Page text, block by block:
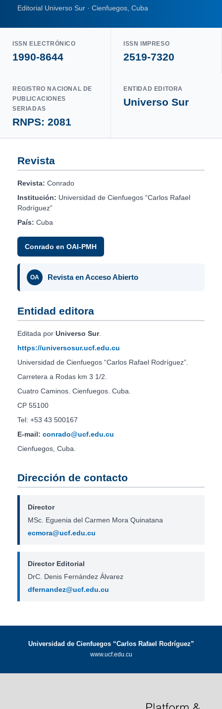
Editorial Universo Sur · Cienfuegos, Cuba
ISSN ELECTRÓNICO
1990-8644
ISSN IMPRESO
2519-7320
REGISTRO NACIONAL DE
PUBLICACIONES
SERIADAS
RNPS: 2081
ENTIDAD EDITORA
Universo Sur
Revista
Revista: Conrado
Institución: Universidad de Cienfuegos “Carlos Rafael
Rodríguez”
País: Cuba
Conrado en OAI-PMH
OA Revista en Acceso Abierto
Entidad editora
Editada por Universo Sur.
https://universosur.ucf.edu.cu
Universidad de Cienfuegos “Carlos Rafael Rodríguez”.
Carretera a Rodas km 3 1/2.
Cuatro Caminos. Cienfuegos. Cuba.
CP 55100
Tel: +53 43 500167
E-mail: conrado@ucf.edu.cu
Cienfuegos, Cuba.
Dirección de contacto
Director
MSc. Eguenia del Carmen Mora Quinatana
ecmora@ucf.edu.cu
Director Editorial
DrC. Denis Fernández Álvarez
dfernandez@ucf.edu.cu
Universidad de Cienfuegos “Carlos Rafael Rodríguez”
www.ucf.edu.cu